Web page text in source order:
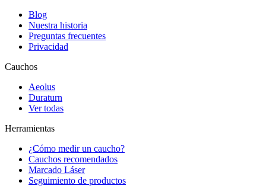
Blog
Nuestra historia
Preguntas frecuentes
Privacidad
Cauchos
Aeolus
Duraturn
Ver todas
Herramientas
¿Cómo medir un caucho?
Cauchos recomendados
Marcado Láser
Seguimiento de productos